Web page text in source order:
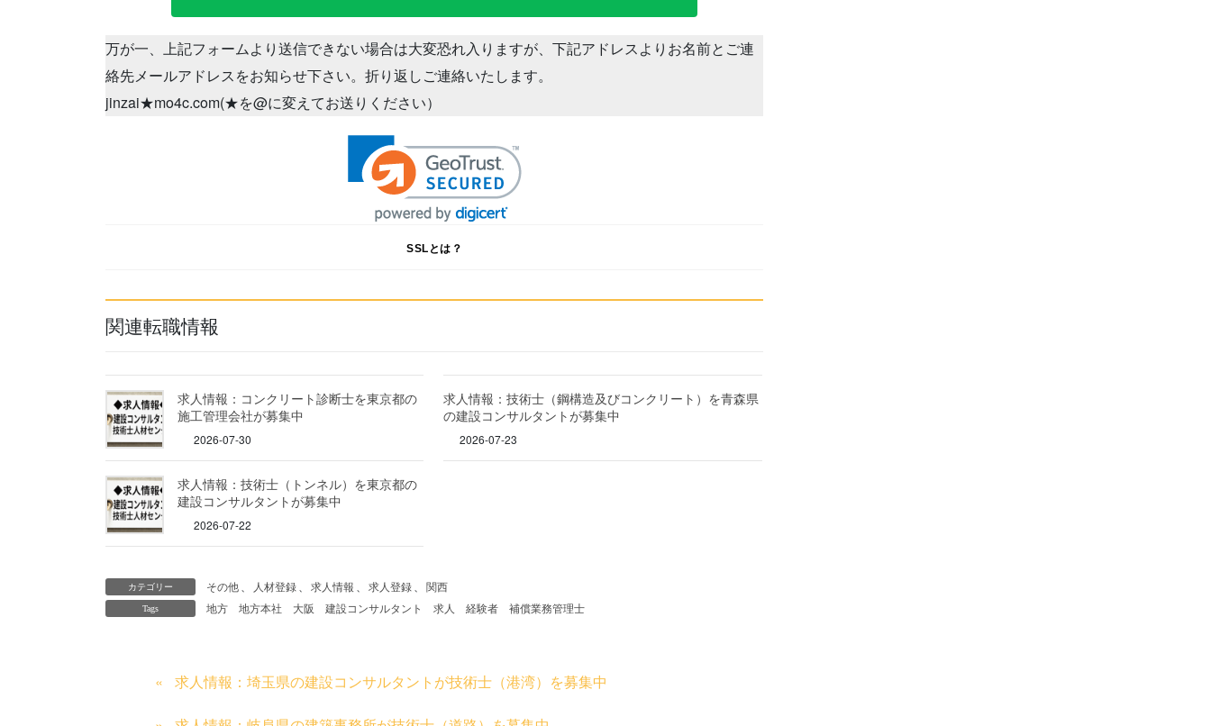
万が一、上記フォームより送信できない場合は大変恐れ入りますが、下記アドレスよりお名前とご連
絡先メールアドレスをお知らせ下さい。折り返しご連絡いたします。
jinzai★mo4c.com(★を@に変えてお送りください）
SSLとは？
関連転職情報
求人情報：コンクリート診断士を東京都の
施工管理会社が募集中
2026-07-30
求人情報：技術士（鋼構造及びコンクリート）を青森県
の建設コンサルタントが募集中
2026-07-23
求人情報：技術士（トンネル）を東京都の
建設コンサルタントが募集中
2026-07-22
カテゴリー その他 人材登録 求人情報 求人登録 関西
Tags 地方 地方本社 大阪 建設コンサルタント 求人 経験者 補償業務管理士
求人情報：埼玉県の建設コンサルタントが技術士（港湾）を募集中